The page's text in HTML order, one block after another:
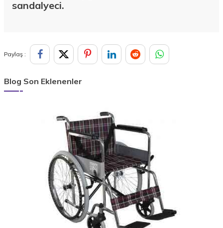
sandalyeci.
Paylaş :
Blog Son Eklenenler